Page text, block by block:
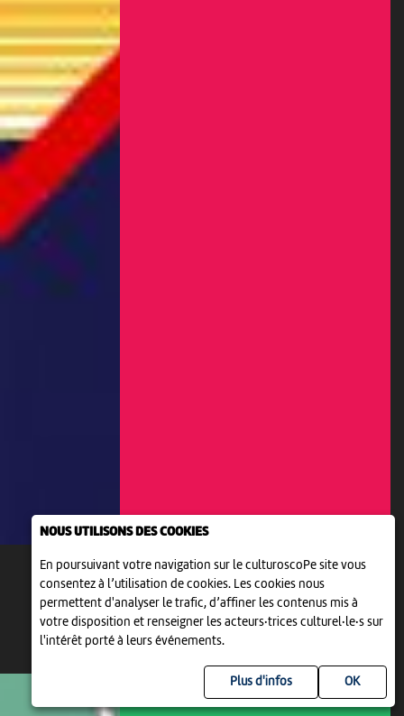
NOUS UTILISONS DES COOKIES
En poursuivant votre navigation sur le culturoscoPe site vous
consentez à l’utilisation de cookies. Les cookies nous
permettent d'analyser le trafic, d’affiner les contenus mis à
votre disposition et renseigner les acteurs·trices culturel·le·s sur
l'intérêt porté à leurs événements.
Plus d'infos